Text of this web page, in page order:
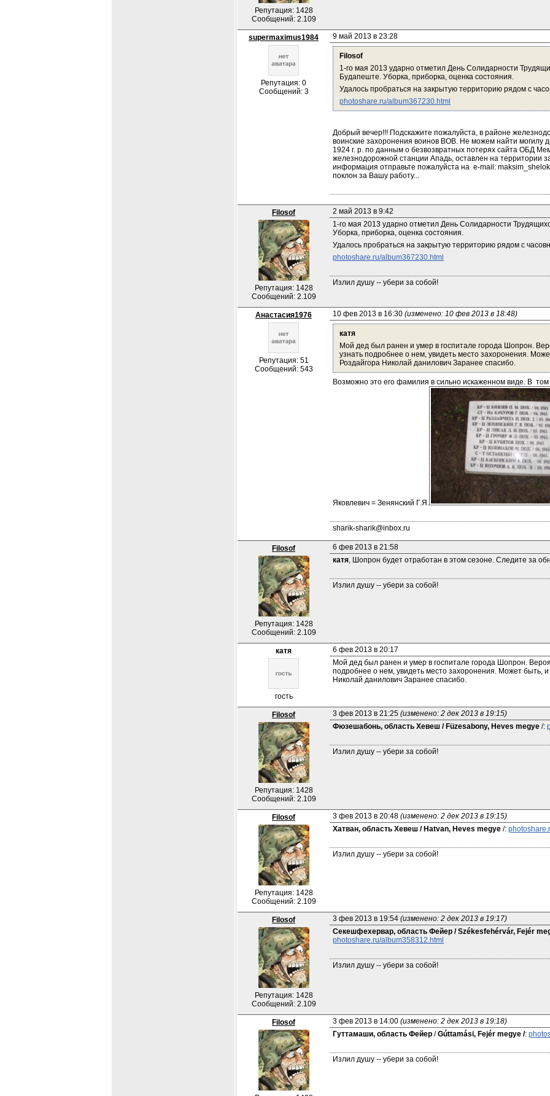
Репутация: 1428
Сообщений: 2.109
supermaximus1984
Репутация: 0
Сообщений: 3
9 май 2013 в 23:28
Filosof
1-го мая 2013 ударно отметил День Солидарности
Будапеште. Уборка, приборка, оценка состояния.
Удалось пробраться на закрытую территорию рядом с
photoshare.ru/album367230.html
Добрый вечер!!! Подскажите пожалуйста, в районе
воинские захоронения воинов ВОВ. Не можем найти могилу
1924 г. р. по данным о безвозвратных потерях сайта ОБД
железнодорожной станции Ападь, оставлен на территории
информация отправьте пожалуйста на  e-mail:
поклон за Вашу работу...
Filosof
Репутация: 1428
Сообщений: 2.109
2 май 2013 в 9:42
1-го мая 2013 ударно отметил День Солидарности
Уборка, приборка, оценка состояния.
Удалось пробраться на закрытую территорию рядом с
photoshare.ru/album367230.html
Излил душу -- убери за собой!
Анастасия1976
Репутация: 51
Сообщений: 543
10 фев 2013 в 16:30 (изменено: 10 фев 2013 в 18:48)
катя
Мой дед был ранен и умер в госпитале города Шопрон.
узнать подробнее о нем, увидеть место захоронения.
Роздайгора Николай данилович Заранее спасибо.
Возможно это его фамилия в сильно искаженном виде. В
Яковлевич = Зенянский Г.Я.
sharik-sharik@inbox.ru
Filosof
Репутация: 1428
Сообщений: 2.109
6 фев 2013 в 21:58
катя, Шопрон будет отработан в этом сезоне. Следите за
Излил душу -- убери за собой!
катя
гость
6 фев 2013 в 20:17
Мой дед был ранен и умер в госпитале города Шопрон.
подробнее о нем, увидеть место захоронения. Может быть,
Николай данилович Заранее спасибо.
Filosof
Репутация: 1428
Сообщений: 2.109
3 фев 2013 в 21:25 (изменено: 2 дек 2013 в 19:15)
Фюзешабонь, область Хевеш / Füzesabony, Heves megye /:
Излил душу -- убери за собой!
Filosof
Репутация: 1428
Сообщений: 2.109
3 фев 2013 в 20:48 (изменено: 2 дек 2013 в 19:15)
Хатван, область Хевеш / Hatvan, Heves megye /:
Излил душу -- убери за собой!
Filosof
Репутация: 1428
Сообщений: 2.109
3 фев 2013 в 19:54 (изменено: 2 дек 2013 в 19:17)
Секешфехервар, область Фейер / Székesfehérvár, Fejér
photoshare.ru/album358312.html
Излил душу -- убери за собой!
Filosof 3 фев 2013 в 14:00 (изменено: 2 дек 2013 в 19:18)
Гуттамаши, область Фейер / Gúttamási, Fejér megye /:
Излил душу -- убери за собой!